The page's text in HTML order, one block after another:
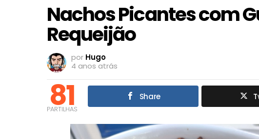
Nachos Picantes com
Requeijão
por Hugo
4 anos atrás
81
PARTILHAS
Share